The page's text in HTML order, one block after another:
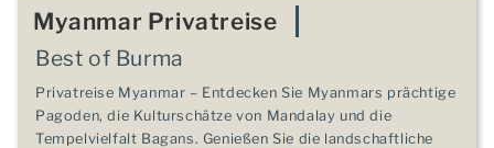
Myanmar Privatreise
Best of Burma
Privatreise Myanmar – Entdecken Sie Myanmars prächtige
Pagoden, die Kulturschätze von Mandalay und die
Tempelvielfalt Bagans. Genießen Sie die landschaftliche